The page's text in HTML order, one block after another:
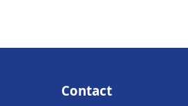
Contact